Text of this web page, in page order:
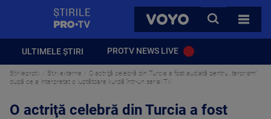
VOYO
CAUTA
TOATE
ULTIMELE ȘTIRI PROTV NEWS LIVE
Stirileprotv Stiri externe
O actriţă celebră din Turcia a fost audiată pentru „terorism”
după ce a interpretat o luptătoare kurdă într-un serial TV
O actriţă celebră din Turcia a fost